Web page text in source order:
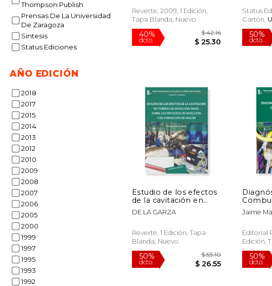
Thompson Publish
Prensas De La Universidad
De Zaragoza
Sintesis
Status Ediciones
AÑO EDICIÓN
2018
2017
2015
2014
2013
2012
2010
2009
2008
2007
2006
2005
2000
1999
1997
1995
1993
1992
Carga
Reverte, 2009, 1 Edición,
Tapa Blanda, Nuevo
40%
dcto.
Status
Cartón,
Estudio de los efectos
de la cavitación en
toberas de inyección
diesel... (Temas
Combustión Interna)
DE LA GARZA
Reverte, 1 Edición, Tapa
Blanda, Nuevo
Jaime
Editorial
Edición,
Nuevo